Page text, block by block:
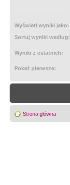
Wyświetl wyniki jako:
Sortuj wyniki według:
Wyniki z ostatnich:
Pokaż pierwsze:
Strona główna